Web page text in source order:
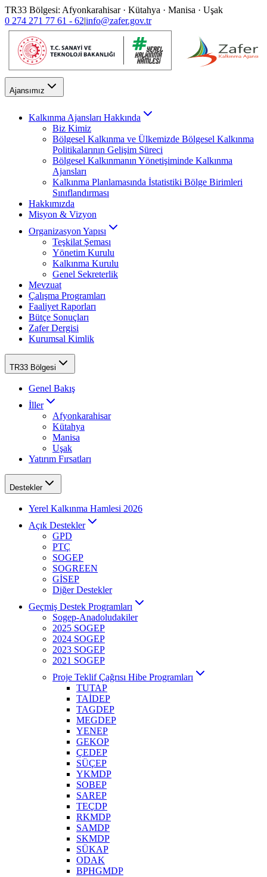
TR33 Bölgesi: Afyonkarahisar · Kütahya · Manisa · Uşak
0 274 271 77 61 - 62|info@zafer.gov.tr
Ajansımız
Kalkınma Ajansları Hakkında
Biz Kimiz
Bölgesel Kalkınma ve Ülkemizde Bölgesel Kalkınma
Politikalarının Gelişim Süreci
Bölgesel Kalkınmanın Yönetişiminde Kalkınma
Ajansları
Kalkınma Planlamasında İstatistiki Bölge Birimleri
Sınıflandırması
Hakkımızda
Misyon & Vizyon
Organizasyon Yapısı
Teşkilat Şeması
Yönetim Kurulu
Kalkınma Kurulu
Genel Sekreterlik
Mevzuat
Çalışma Programları
Faaliyet Raporları
Bütçe Sonuçları
Zafer Dergisi
Kurumsal Kimlik
TR33 Bölgesi
Genel Bakış
İller
Afyonkarahisar
Kütahya
Manisa
Uşak
Yatırım Fırsatları
Destekler
Yerel Kalkınma Hamlesi 2026
Açık Destekler
GPD
PTÇ
SOGEP
SOGREEN
GİSEP
Diğer Destekler
Geçmiş Destek Programları
Sogep-Anadoludakiler
2025 SOGEP
2024 SOGEP
2023 SOGEP
2021 SOGEP
Proje Teklif Çağrısı Hibe Programları
TUTAP
TAİDEP
TAGDEP
MEGDEP
YENEP
GEKOP
ÇEDEP
SÜÇEP
YKMDP
SOBEP
SAREP
TEÇDP
RKMDP
SAMDP
SKMDP
SÜKAP
ODAK
BPHGMDP